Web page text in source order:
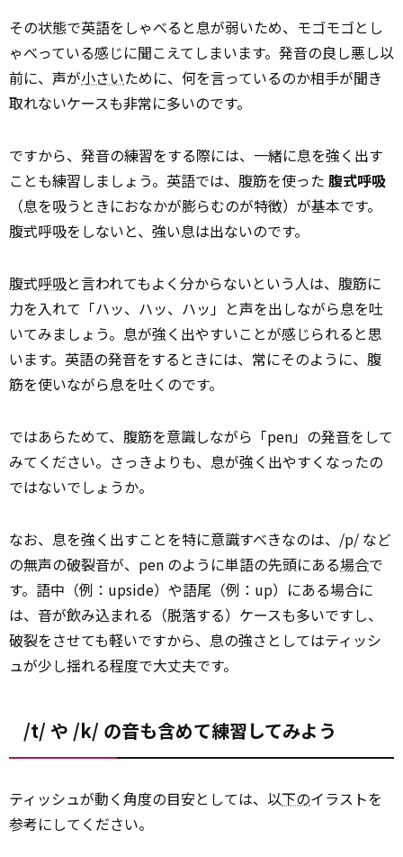
その状態で英語をしゃべると息が弱いため、モゴモゴとし
ゃべっている感じに聞こえてしまいます。発音の良し悪し以
前に、声が小さいために、何を言っているのか相手が聞き
取れないケースも非常に多いのです。
ですから、発音の練習をする際には、一緒に息を強く出す
ことも練習しましょう。英語では、腹筋を使った 腹式呼吸
（息を吸うときにおなかが膨らむのが特徴）が基本です。
腹式呼吸をしないと、強い息は出ないのです。
腹式呼吸と言われてもよく分からないという人は、腹筋に
力を入れて「ハッ、ハッ、ハッ」と声を出しながら息を吐
いてみましょう。息が強く出やすいことが感じられると思
います。英語の発音をするときには、常にそのように、腹
筋を使いながら息を吐くのです。
ではあらためて、腹筋を意識しながら「pen」の発音をして
みてください。さっきよりも、息が強く出やすくなったの
ではないでしょうか。
なお、息を強く出すことを特に意識すべきなのは、/p/ など
の無声の破裂音が、pen のように単語の先頭にある場合で
す。語中（例：upside）や語尾（例：up）にある場合に
は、音が飲み込まれる（脱落する）ケースも多いですし、
破裂をさせても軽いですから、息の強さとしてはティッシ
ュが少し揺れる程度で大丈夫です。
/t/ や /k/ の音も含めて練習してみよう
ティッシュが動く角度の目安としては、以下のイラストを
参考にしてください。